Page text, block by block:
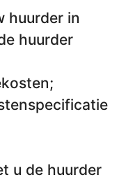
huurder in
huurder
u de huurder